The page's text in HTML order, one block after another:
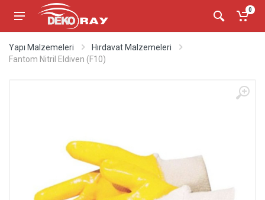
0
Yapı Malzemeleri
Hırdavat Malzemeleri
Fantom Nitril Eldiven (F10)